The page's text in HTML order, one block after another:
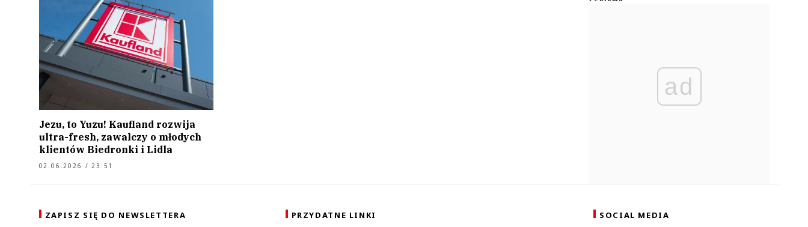
Jezu, to Yuzu! Kaufland rozwija
ultra-fresh, zawalczy o młodych
klientów Biedronki i Lidla
02.06.2026 / 23:51
ad
ZAPISZ SIĘ DO NEWSLETTERA PRZYDATNE LINKI SOCIAL MEDIA